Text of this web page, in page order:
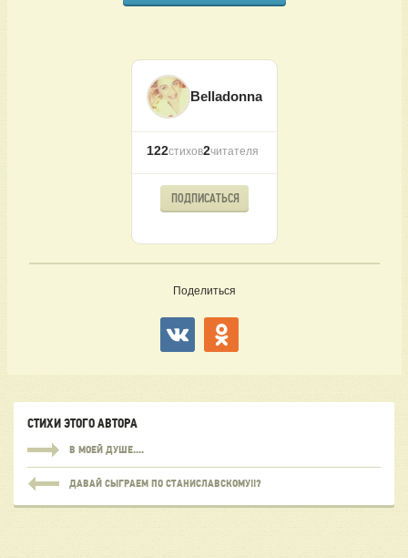
Belladonna
122стихов2читателя
ПОДПИСАТЬСЯ
Поделиться
СТИХИ ЭТОГО АВТОРА
В МОЕЙ ДУШЕ....
ДАВАЙ СЫГРАЕМ ПО СТАНИСЛАВСКОМУ!!?